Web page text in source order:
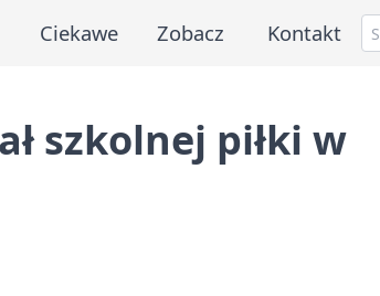
Ciekawe Zobacz Kontakt
szkolnej piłki w